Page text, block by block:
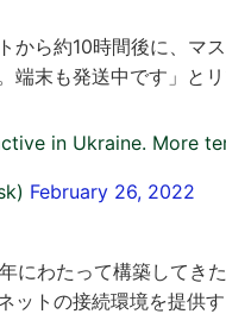
から約10時間後に、マ
端末も発送中です」とリ
in Ukraine. More
February 26, 2022
にわたって構築してき
ットの接続環境を提供